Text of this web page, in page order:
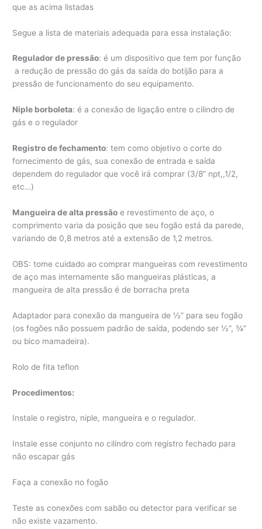
que as acima listadas
Segue a lista de materiais adequada para essa instalação:
Regulador de pressão: é um dispositivo que tem por função
a redução de pressão do gás da saída do botijão para a
pressão de funcionamento do seu equipamento.
Niple borboleta: é a conexão de ligação entre o cilindro de
gás e o regulador
Registro de fechamento: tem como objetivo o corte do
fornecimento de gás, sua conexão de entrada e saída
dependem do regulador que você irá comprar (3/8” npt,,1/2,
etc…)
Mangueira de alta pressão e revestimento de aço, o
comprimento varia da posição que seu fogão está da parede,
variando de 0,8 metros até a extensão de 1,2 metros.
OBS: tome cuidado ao comprar mangueiras com revestimento
de aço mas internamente são mangueiras plásticas, a
mangueira de alta pressão é de borracha preta
Adaptador para conexão da mangueira de ½” para seu fogão
(os fogões não possuem padrão de saída, podendo ser ½”, ¾”
ou bico mamadeira).
Rolo de fita teflon
Procedimentos:
Instale o registro, niple, mangueira e o regulador.
Instale esse conjunto no cilindro com registro fechado para
não escapar gás
Faça a conexão no fogão
Teste as conexões com sabão ou detector para verificar se
não existe vazamento.